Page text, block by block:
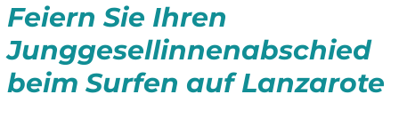
Feiern Sie Ihren
Junggesellinnenabschied
beim Surfen auf Lanzarote